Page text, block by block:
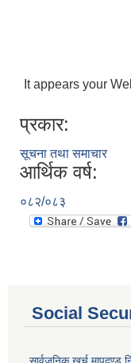
It appears your
प्रकार:
सूचना तथा समाचार
आर्थिक वर्ष:
०८२/०८३
Social